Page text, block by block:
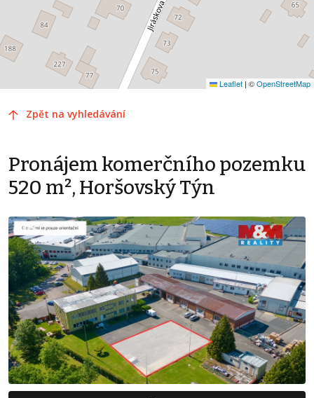
Leaflet | ©OpenStreetMap
Zpět na vyhledávání
Pronájem komerčního pozemku
520 m², Horšovský Týn